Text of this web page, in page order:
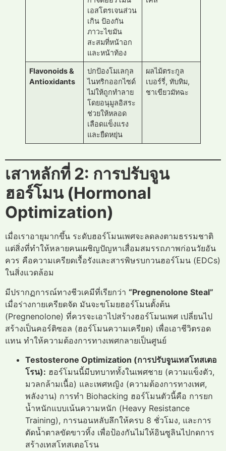
เอสโตรเจนส่วน
เกิน ป้องกัน
ภาวะไขมัน
สะสมที่หน้าอก
และหน้าท้อง
Flavonoids &
Antioxidants
ปกป้องโมเลกุล
ไนทริกออกไซด์
ไม่ให้ถูกทำลาย
โดยอนุมูลอิสระ
ช่วยให้หลอด
เลือดแข็งแรง
และยืดหยุ่น
ผลไม้ตระกูล
เบอร์รี่, ทับทิม,
ชาเขียวมัทฉะ
เสาหลักที่ 2: การปรับจูน
ฮอร์โมน (Hormonal
Optimization)
เมื่อเราอายุมากขึ้น ระดับฮอร์โมนเพศจะลดลงตามธรรมชาติ
แต่สิ่งที่ทำให้หลายคนเผชิญปัญหาเสื่อมสมรรถภาพก่อนวัยอัน
ควร คือความเครียดเรื้อรังและสารพิษรบกวนฮอร์โมน (EDCs)
ในสิ่งแวดล้อม
มีปรากฏการณ์ทางชีวเคมีที่เรียกว่า “Pregnenolone Steal”
เมื่อร่างกายเครียดจัด มันจะขโมยฮอร์โมนตั้งต้น
(Pregnenolone) ที่ควรจะเอาไปสร้างฮอร์โมนเพศ เปลี่ยนไป
สร้างเป็นคอร์ติซอล (ฮอร์โมนความเครียด) เพื่อเอาชีวิตรอด
แทน ทำให้ความต้องการทางเพศกลายเป็นศูนย์
Testosterone Optimization (การปรับจูนเทสโทสเตอ
โรน): ฮอร์โมนนี้มีบทบาททั้งในเพศชาย (ความแข็งตัว,
มวลกล้ามเนื้อ) และเพศหญิง (ความต้องการทางเพศ,
พลังงาน) การทำ Biohacking ฮอร์โมนตัวนี้คือ การยก
น้ำหนักแบบเน้นความหนัก (Heavy Resistance
Training), การนอนหลับลึกให้ครบ 8 ชั่วโมง, และการ
ตัดน้ำตาลขัดขาวทิ้ง เพื่อป้องกันไม่ให้อินซูลินไปกดการ
สร้างเทสโทสเตอโรน